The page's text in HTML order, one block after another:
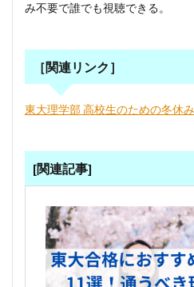
み不要で誰でも視聴できる。
［関連リンク］
東大理学部 高校生のための冬休
[関連記事]